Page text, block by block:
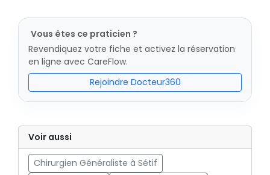
Vous êtes ce praticien ?
Revendiquez votre fiche et activez la réservation
en ligne avec CareFlow.
Rejoindre Docteur360
Voir aussi
Chirurgien Généraliste à Sétif